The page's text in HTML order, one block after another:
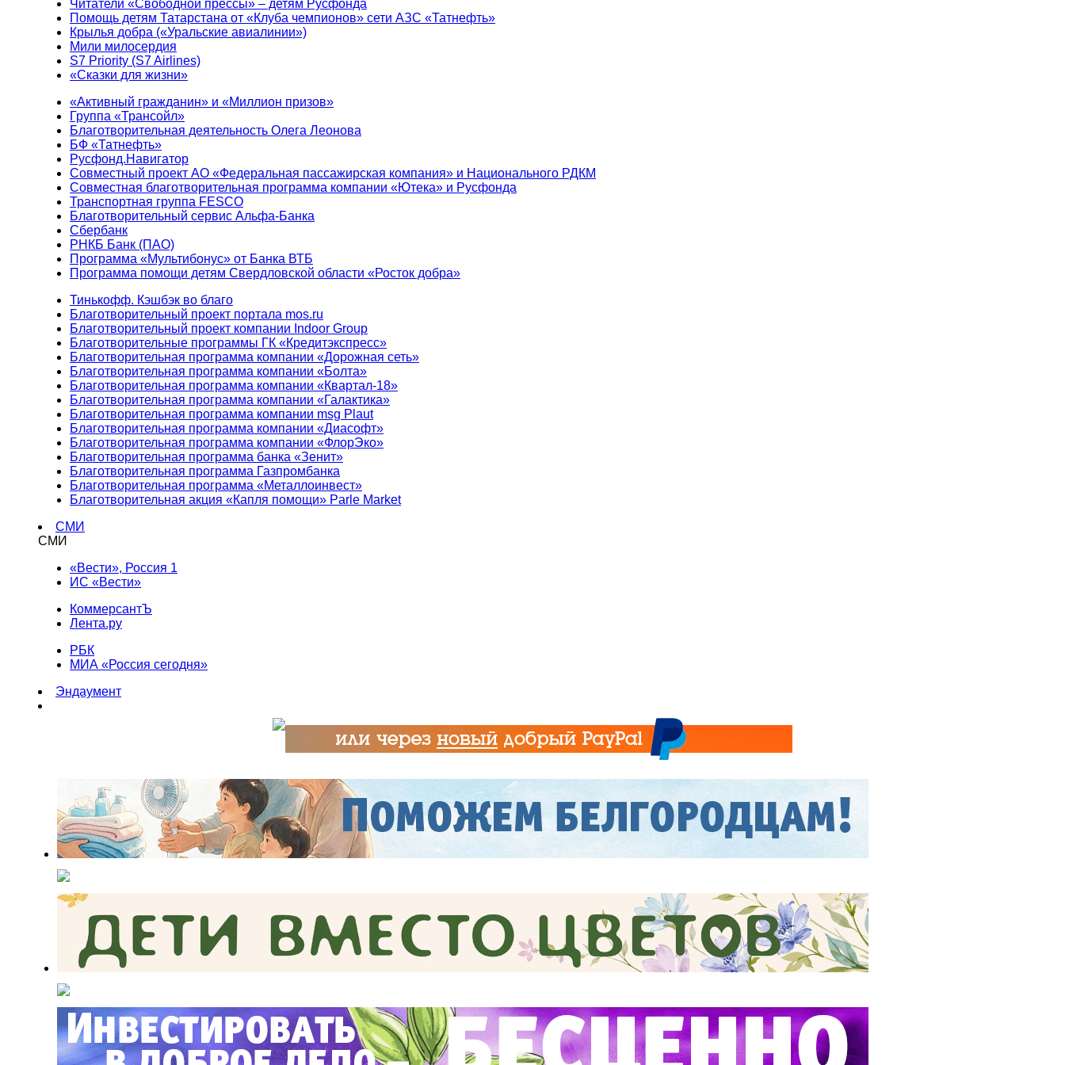
Читатели «Свободной прессы» – детям Русфонда
Помощь детям Татарстана от «Клуба чемпионов» сети АЗС «Татнефть»
Крылья добра («Уральские авиалинии»)
Мили милосердия
S7 Priority (S7 Airlines)
«Сказки для жизни»
«Активный гражданин» и «Миллион призов»
Группа «Трансойл»
Благотворительная деятельность Олега Леонова
БФ «Татнефть»
Русфонд.Навигатор
Совместный проект АО «Федеральная пассажирская компания» и Национального РДКМ
Совместная благотворительная программа компании «Ютека» и Русфонда
Транспортная группа FESCO
Благотворительный сервис Альфа-Банка
Сбербанк
РНКБ Банк (ПАО)
Программа «Мультибонус» от Банка ВТБ
Программа помощи детям Свердловской области «Росток добра»
Тинькофф. Кэшбэк во благо
Благотворительный проект портала mos.ru
Благотворительный проект компании Indoor Group
Благотворительные программы ГК «Кредитэкспресс»
Благотворительная программа компании «Дорожная сеть»
Благотворительная программа компании «Болта»
Благотворительная программа компании «Квартал-18»
Благотворительная программа компании «Галактика»
Благотворительная программа компании msg Plaut
Благотворительная программа компании «Диасофт»
Благотворительная программа компании «ФлорЭко»
Благотворительная программа банка «Зенит»
Благотворительная программа Газпромбанка
Благотворительная программа «Металлоинвест»
Благотворительная акция «Капля помощи» Parle Market
СМИ
СМИ
«Вести», Россия 1
ИС «Вести»
КоммерсантЪ
Лента.ру
РБК
МИА «Россия сегодня»
Эндаумент